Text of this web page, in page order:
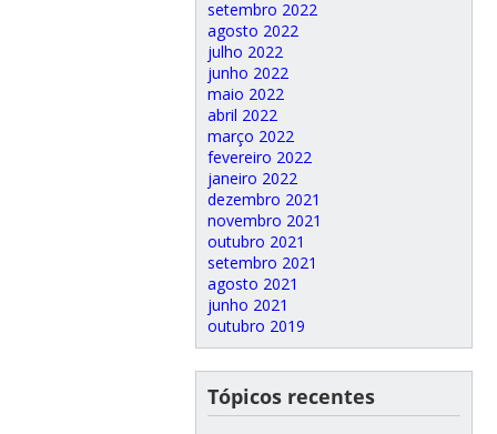
setembro 2022
agosto 2022
julho 2022
junho 2022
maio 2022
abril 2022
março 2022
fevereiro 2022
janeiro 2022
dezembro 2021
novembro 2021
outubro 2021
setembro 2021
agosto 2021
junho 2021
outubro 2019
Tópicos recentes